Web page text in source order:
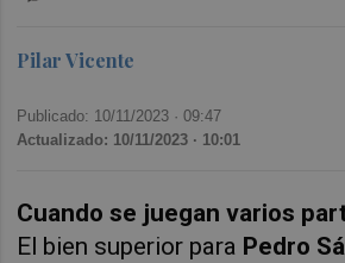
Pilar Vicente
Publicado: 10/11/2023 ·09:47
Actualizado: 10/11/2023 · 10:01
Cuando se juegan varios
El bien superior para Pedro